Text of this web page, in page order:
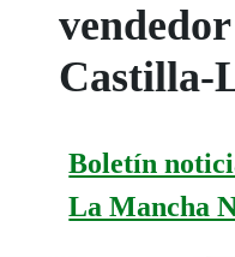
Castilla-
Boletín
La Mancha